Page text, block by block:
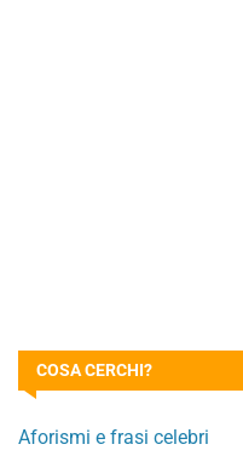
COSA CERCHI?
Aforismi e frasi celebri